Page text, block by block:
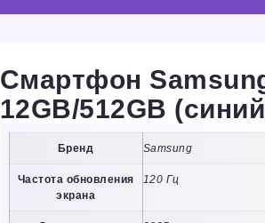
Смартфон
12GB/512GB
Бренд Samsung
Частота обновления
экрана
120 Гц